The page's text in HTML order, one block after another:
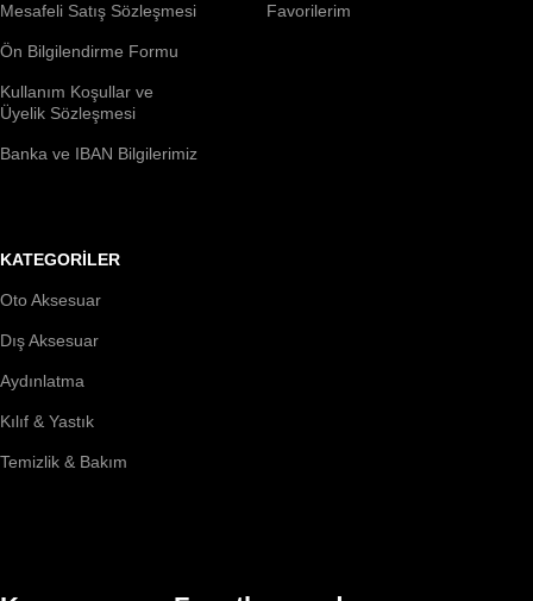
Mesafeli Satış Sözleşmesi
Ön Bilgilendirme Formu
Kullanım Koşullar ve
Üyelik Sözleşmesi
Banka ve IBAN Bilgilerimiz
Favorilerim
KATEGORİLER
Oto Aksesuar
Dış Aksesuar
Aydınlatma
Kılıf & Yastık
Temizlik & Bakım